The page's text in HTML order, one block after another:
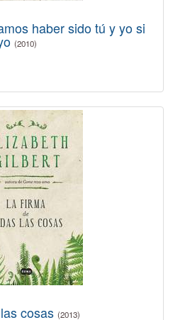
haber sido tú y yo si
(2010)
cosas (2013)